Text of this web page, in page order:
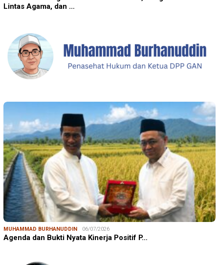
Lintas Agama, dan …
MUHAMMAD BURHANUDDIN 06/07/2026
Agenda dan Bukti Nyata Kinerja Positif P…